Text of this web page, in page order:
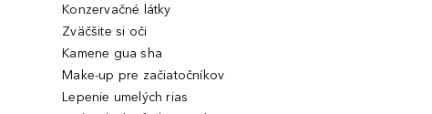
Konzervačné látky
Zväčšite si oči
Kamene gua sha
Make-up pre začiatočníkov
Lepenie umelých rias